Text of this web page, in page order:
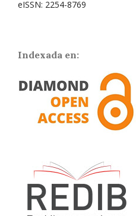
eISSN: 2254-8769
Indexada en: